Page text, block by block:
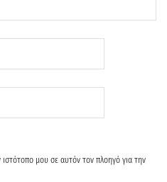
μου σε αυτόν τον πλοηγό για την